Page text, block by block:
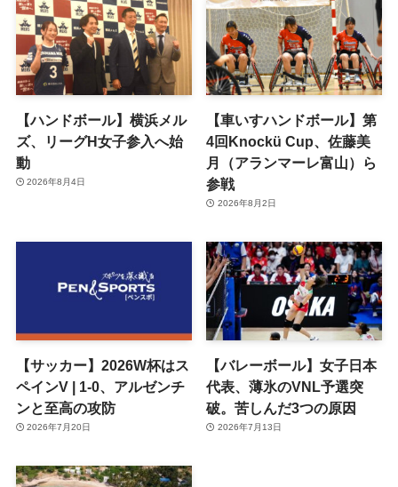
【ハンドボール】横浜メル
ズ、リーグH女子参入へ始
動
2026年8月4日
【車いすハンドボール】第
4回Knockü Cup、佐藤美
月（アランマーレ富山）ら
参戦
2026年8月2日
【サッカー】2026W杯はス
ペインV | 1-0、アルゼンチ
ンと至高の攻防
2026年7月20日
【バレーボール】女子日本
代表、薄氷のVNL予選突
破。苦しんだ3つの原因
2026年7月13日